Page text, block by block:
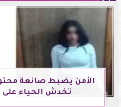
الأمن يضبط صانعة
تخدش الحياء على